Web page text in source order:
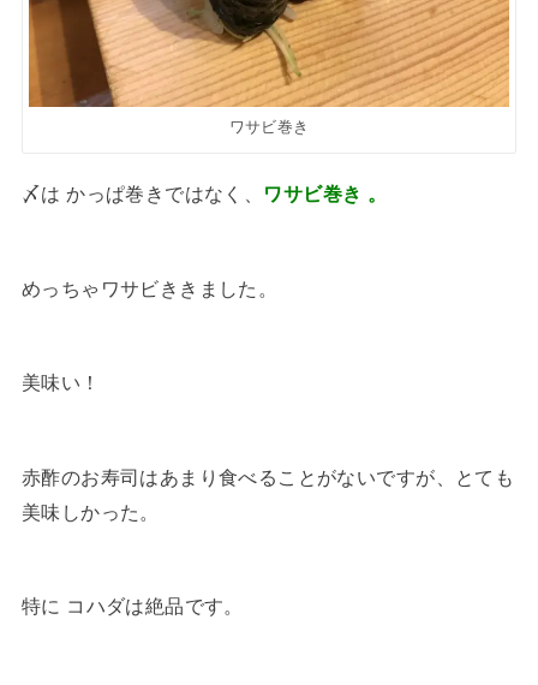
ワサビ巻き
〆は かっぱ巻きではなく、 ワサビ巻き 。
めっちゃワサビききました。
美味い！
赤酢のお寿司はあまり食べることがないですが、とても
美味しかった。
特に コハダは絶品です。